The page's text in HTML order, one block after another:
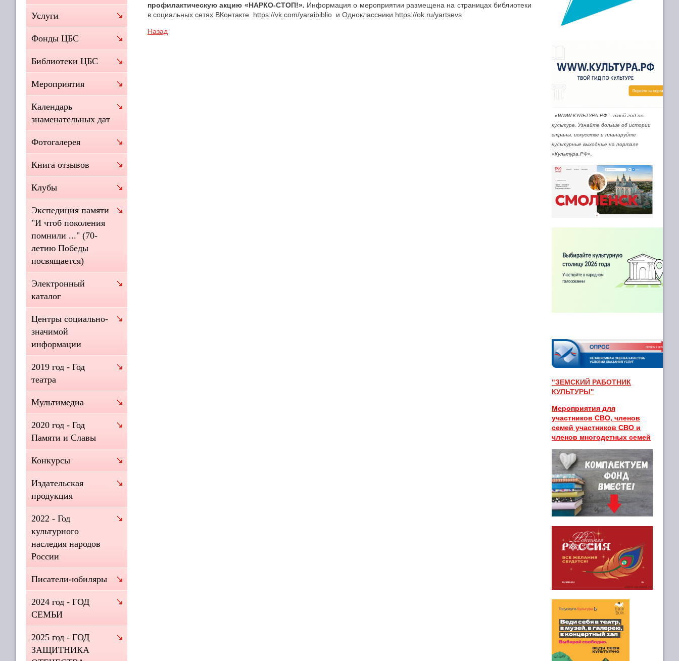
профилактическую акцию «НАРКО-СТОП!». Информация о мероприятии размещена на страницах библиотеки
в социальных сетях ВКонтакте https://vk.com/yaraibiblio и Одноклассники https://ok.ru/yartsevs
Назад
Услуги
Фонды ЦБС
Библиотеки ЦБС
Мероприятия
Календарь
знаменательных дат
Фотогалерея
Книга отзывов
Клубы
Экспедиция памяти
"И чтоб поколения
помнили ..." (70-
летию Победы
посвящается)
Электронный
каталог
Центры социально-
значимой
информации
2019 год - Год
театра
Мультимедиа
2020 год - Год
Памяти и Славы
Конкурсы
Издательская
продукция
2022 - Год
культурного
наследия народов
России
Писатели-юбиляры
2024 год - ГОД
СЕМЬИ
2025 год - ГОД
ЗАЩИТНИКА
«WWW.КУЛЬТУРА.РФ – твой гид по
культуре. Узнайте больше об истории
страны, искусстве и планируйте
культурные выходные на портале
«Культура.РФ».
"ЗЕМСКИЙ РАБОТНИК
КУЛЬТУРЫ"
Мероприятия для
участников СВО, членов
семей участников СВО и
членов многодетных семей